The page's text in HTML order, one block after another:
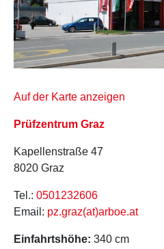
Auf der Karte anzeigen
Prüfzentrum Graz
Kapellenstraße 47
8020 Graz
Tel.: 0501232606
Email: pz.graz(at)arboe.at
Einfahrtshöhe: 340 cm